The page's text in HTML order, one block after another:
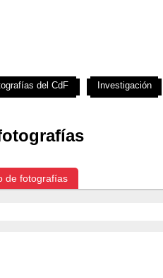
de fotografías
del CdF Investigación